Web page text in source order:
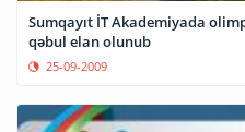
Sumqayıt İT Akademiyada
qəbul elan olunub
25-09-2009